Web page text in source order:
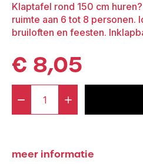
Klaptafel rond 150 cm
ruimte aan 6 tot 8 personen.
bruiloften en feesten.
€ 8,05
-
Klaptafel
aantal
+
meer informatie